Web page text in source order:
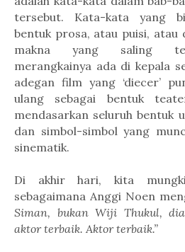
tersebut. Kata-kata yang
bentuk prosa, atau puisi, atau
makna yang saling
merangkainya ada di kepala
adegan film yang ‘diecer’
ulang sebagai bentuk
mendasarkan seluruh bentuk
dan simbol-simbol yang
sinematik.
Di akhir hari, kita
sebagaimana Anggi Noen
Siman, bukan Wiji Thukul,
aktor terbaik. Aktor terbaik.”